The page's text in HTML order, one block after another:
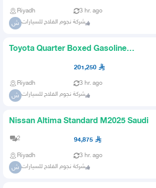
Riyadh 3 hr. ago
ش شركة نجوم الفلاح للسيارات
Toyota Quarter Boxed Gasoline
Automatic Fender Deluxe M 2025
201,250
Riyadh 3 hr. ago
ش شركة نجوم الفلاح للسيارات
Nissan Altima Standard M2025 Saudi
2 94,875
Riyadh 3 hr. ago
ش شركة نجوم الفلاح للسيارات